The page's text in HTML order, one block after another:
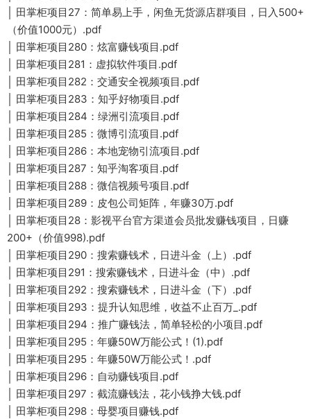
│ 田掌柜项目27：简单易上手，闲鱼无货源店群项目，日入500+
（价值1000元）.pdf
│ 田掌柜项目280：炫富赚钱项目.pdf
│ 田掌柜项目281：虚拟软件项目.pdf
│ 田掌柜项目282：交通安全视频项目.pdf
│ 田掌柜项目283：知乎好物项目.pdf
│ 田掌柜项目284：绿洲引流项目.pdf
│ 田掌柜项目285：微博引流项目.pdf
│ 田掌柜项目286：本地宠物引流项目.pdf
│ 田掌柜项目287：知乎淘客项目.pdf
│ 田掌柜项目288：微信视频号项目.pdf
│ 田掌柜项目289：皮包公司矩阵，年赚30万.pdf
│ 田掌柜项目28：影视平台官方渠道会员批发赚钱项目，日赚
200+（价值998).pdf
│ 田掌柜项目290：搜索赚钱术，日进斗金（上）.pdf
│ 田掌柜项目291：搜索赚钱术，日进斗金（中）.pdf
│ 田掌柜项目292：搜索赚钱术，日进斗金（下）.pdf
│ 田掌柜项目293：提升认知思维，收益不止百万_.pdf
│ 田掌柜项目294：推广赚钱法，简单轻松的小项目.pdf
│ 田掌柜项目295：年赚50W万能公式！(1).pdf
│ 田掌柜项目295：年赚50W万能公式！.pdf
│ 田掌柜项目296：自动赚钱项目.pdf
│ 田掌柜项目297：截流赚钱法，花小钱挣大钱.pdf
│ 田掌柜项目298：母婴项目赚钱.pdf